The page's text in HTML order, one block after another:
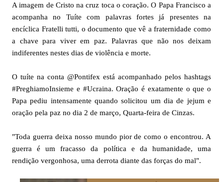
A imagem de Cristo na cruz toca o coração. O Papa Francisco a
acompanha no Tuíte com palavras fortes já presentes na
encíclica Fratelli tutti, o documento que vê a fraternidade como
a chave para viver em paz. Palavras que não nos deixam
indiferentes nestes dias de violência e morte.
O tuíte na conta @Pontifex está acompanhado pelos hashtags
#PreghiamoInsieme e #Ucraina. Oração é exatamente o que o
Papa pediu intensamente quando solicitou um dia de jejum e
oração pela paz no dia 2 de março, Quarta-feira de Cinzas.
"Toda guerra deixa nosso mundo pior de como o encontrou. A
guerra é um fracasso da política e da humanidade, uma
rendição vergonhosa, uma derrota diante das forças do mal".